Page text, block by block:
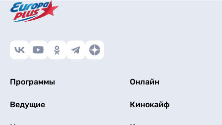
Программы Онлайн
Ведущие Кинокайф